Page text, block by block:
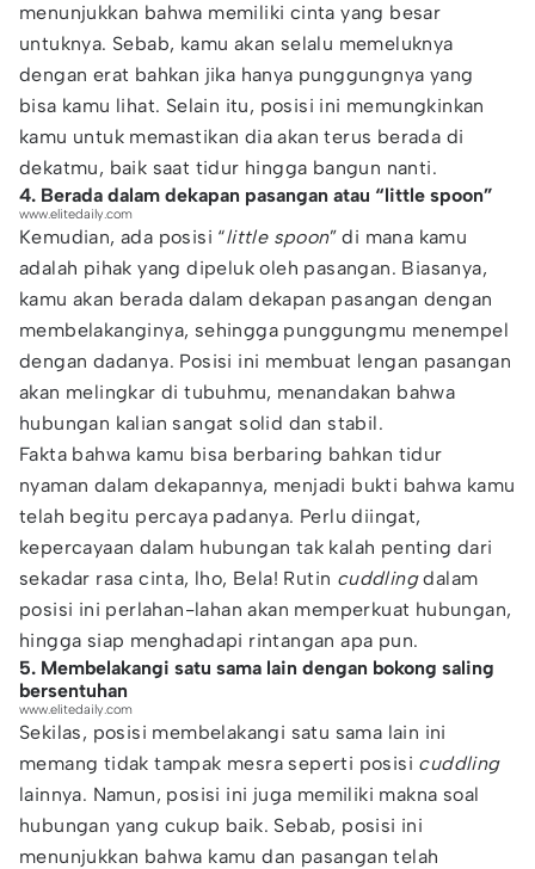
menunjukkan bahwa memiliki cinta yang besar
untuknya. Sebab, kamu akan selalu memeluknya
dengan erat bahkan jika hanya punggungnya yang
bisa kamu lihat. Selain itu, posisi ini memungkinkan
kamu untuk memastikan dia akan terus berada di
dekatmu, baik saat tidur hingga bangun nanti.
4. Berada dalam dekapan pasangan atau “little spoon”
www.elitedaily.com
Kemudian, ada posisi “little spoon” di mana kamu
adalah pihak yang dipeluk oleh pasangan. Biasanya,
kamu akan berada dalam dekapan pasangan dengan
membelakanginya, sehingga punggungmu menempel
dengan dadanya. Posisi ini membuat lengan pasangan
akan melingkar di tubuhmu, menandakan bahwa
hubungan kalian sangat solid dan stabil.
Fakta bahwa kamu bisa berbaring bahkan tidur
nyaman dalam dekapannya, menjadi bukti bahwa kamu
telah begitu percaya padanya. Perlu diingat,
kepercayaan dalam hubungan tak kalah penting dari
sekadar rasa cinta, lho, Bela! Rutin cuddlingdalam
posisi ini perlahan-lahan akan memperkuat hubungan,
hingga siap menghadapi rintangan apa pun.
5. Membelakangi satu sama lain dengan bokong saling
bersentuhan
www.elitedaily.com
Sekilas, posisi membelakangi satu sama lain ini
memang tidak tampak mesra seperti posisi cuddling
lainnya. Namun, posisi ini juga memiliki makna soal
hubungan yang cukup baik. Sebab, posisi ini
menunjukkan bahwa kamu dan pasangan telah